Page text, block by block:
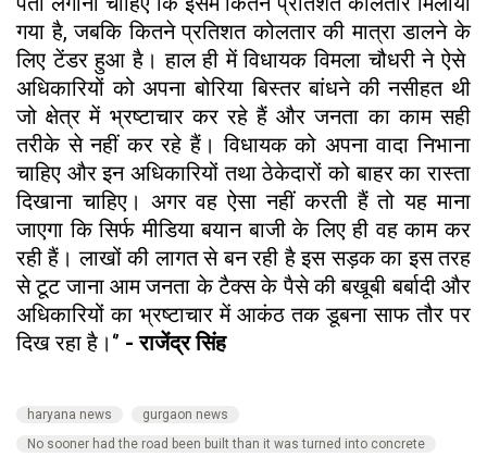
गया है, जबकि कितने प्रतिशत कोलतार की मात्रा डालने के
लिए टेंडर हुआ है। हाल ही में विधायक विमला चौधरी ने ऐसे
अधिकारियों को अपना बोरिया बिस्तर बांधने की नसीहत थी
जो क्षेत्र में भ्रष्टाचार कर रहे हैं और जनता का काम सही
तरीके से नहीं कर रहे हैं। विधायक को अपना वादा निभाना
चाहिए और इन अधिकारियों तथा ठेकेदारों को बाहर का रास्ता
दिखाना चाहिए। अगर वह ऐसा नहीं करती हैं तो यह माना
जाएगा कि सिर्फ मीडिया बयान बाजी के लिए ही वह काम कर
रही हैं। लाखों की लागत से बन रही है इस सड़क का इस तरह
से टूट जाना आम जनता के टैक्स के पैसे की बखूबी बर्बादी और
अधिकारियों का भ्रष्टाचार में आकंठ तक डूबना साफ तौर पर
दिख रहा है।‘’ - राजेंद्र सिंह
haryana news
gurgaon news
No sooner had the road been built than it was turned into concrete